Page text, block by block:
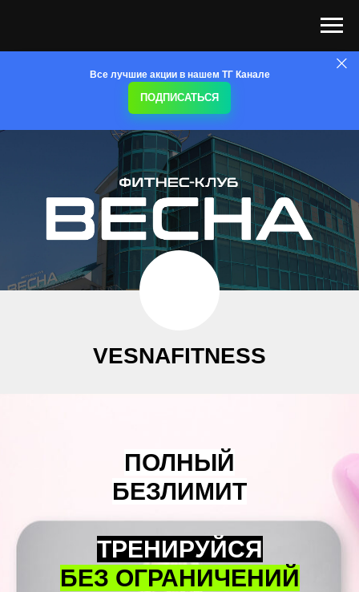
Все лучшие акции в нашем ТГ Канале
ПОДПИСАТЬСЯ
VESNAFITNESS
ПОЛНЫЙ
БЕЗЛИМИТ
ТРЕНИРУЙСЯ
БЕЗ ОГРАНИЧЕНИЙ